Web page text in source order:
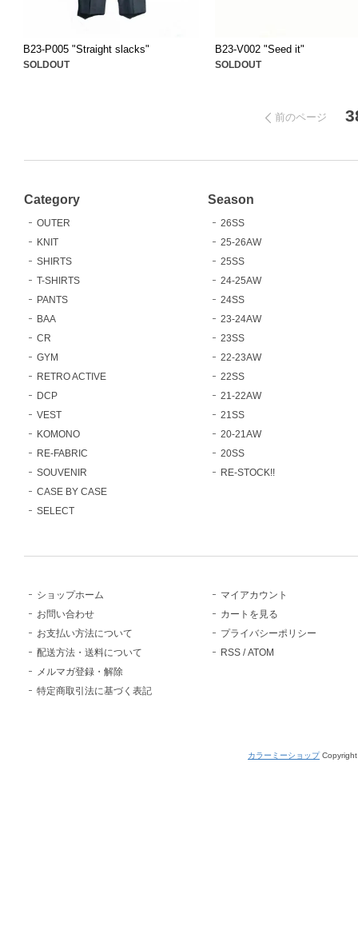
B23-P005 "Straight slacks"
SOLDOUT
B23-V002 "Seed it"
SOLDOUT
前のページ
Category
OUTER
KNIT
SHIRTS
T-SHIRTS
PANTS
BAA
CR
GYM
RETRO ACTIVE
DCP
VEST
KOMONO
RE-FABRIC
SOUVENIR
CASE BY CASE
SELECT
Season
26SS
25-26AW
25SS
24-25AW
24SS
23-24AW
23SS
22-23AW
22SS
21-22AW
21SS
20-21AW
20SS
RE-STOCK!!
ショップホーム
お問い合わせ
お支払い方法について
配送方法・送料について
メルマガ登録・解除
特定商取引法に基づく表記
マイアカウント
カートを見る
プライバシーポリシー
RSS /ATOM
カラーミーショップ